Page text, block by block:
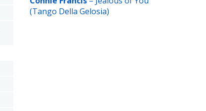
(Tango Della Gelosia)